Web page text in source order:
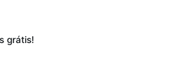
grátis!